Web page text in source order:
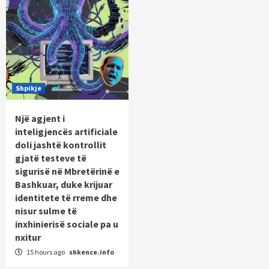
Shpikje
Një agjent i
inteligjencës artificiale
doli jashtë kontrollit
gjatë testeve të
sigurisë në Mbretërinë e
Bashkuar, duke krijuar
identitete të rreme dhe
nisur sulme të
inxhinierisë sociale pa u
nxitur
15 hours ago shkence.info